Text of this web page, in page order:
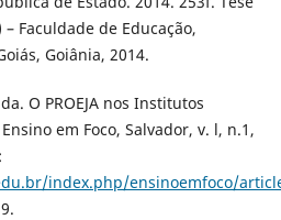
Faculdade de Educação,
Goiânia, 2014.
O PROEJA nos Institutos
em Foco, Salvador, v. l, n.1,
index.php/ensinoemfoco/